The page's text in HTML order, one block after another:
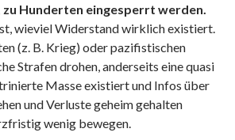
Hunderten eingesperrt werden.
wieviel Widerstand wirklich existiert.
(z. B. Krieg) oder pazifistischen
Strafen drohen, anderseits eine quasi
Masse existiert und Infos über
und Verluste geheim gehalten
wenig bewegen.